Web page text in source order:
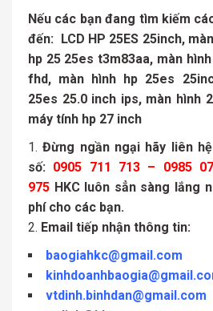
Nếu các bạn đang tìm kiếm
đến: LCD HP 25ES 25inch,
hp 25 25es t3m83aa, màn
fhd, màn hình hp 25es
25es 25.0 inch ips, màn hình
máy tính hp 27 inch
Đừng ngần ngại hãy liên
số: 0905 711 713 – 0985
975 HKC luôn sẳn sàng lắng
phí cho các bạn.
Email tiếp nhận thông tin:
baogiahkc@gmail.com
vtdinh.binhdan@gmail.com